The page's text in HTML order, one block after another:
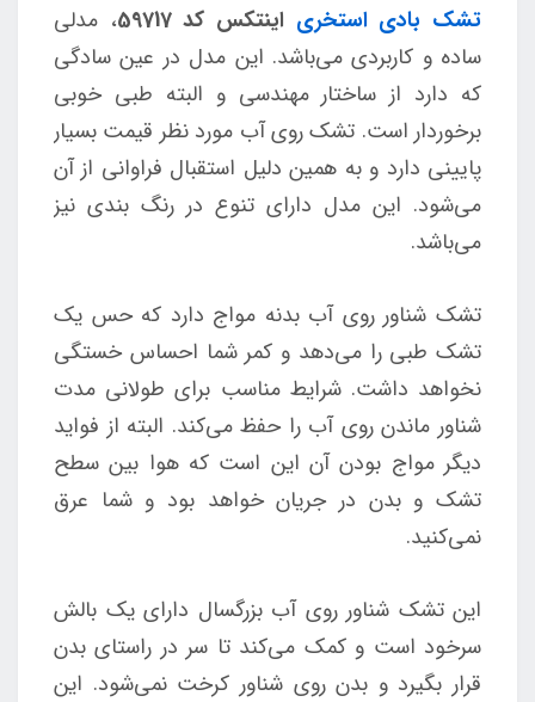
تشک بادی استخری اینتکس کد 59717
، مدلی
ساده و کاربردی می‌باشد. این مدل در عین سادگی
که دارد از ساختار مهندسی و البته طبی خوبی
برخوردار است. تشک روی آب مورد نظر قیمت بسیار
پایینی دارد و به همین دلیل استقبال فراوانی از آن
می‌شود. این مدل دارای تنوع در رنگ بندی نیز
می‌باشد.
تشک شناور روی آب بدنه مواج دارد که حس یک
تشک طبی را می‌دهد و کمر شما احساس خستگی
نخواهد داشت. شرایط مناسب برای طولانی مدت
شناور ماندن روی آب را حفظ می‌کند. البته از فواید
دیگر مواج بودن آن این است که هوا بین سطح
تشک و بدن در جریان خواهد بود و شما عرق
نمی‌کنید.
این تشک شناور روی آب بزرگسال دارای یک بالش
سرخود است و کمک می‌کند تا سر در راستای بدن
قرار بگیرد و بدن روی شناور کرخت نمی‌شود. این